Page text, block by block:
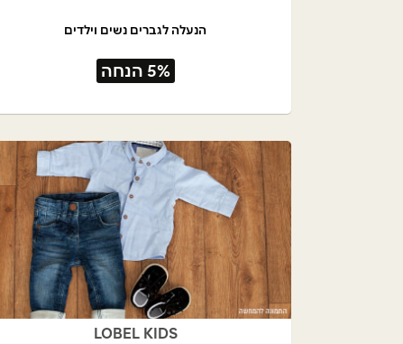
הנעלה לגברים נשים וילדים
5% הנחה
LOBEL KIDS